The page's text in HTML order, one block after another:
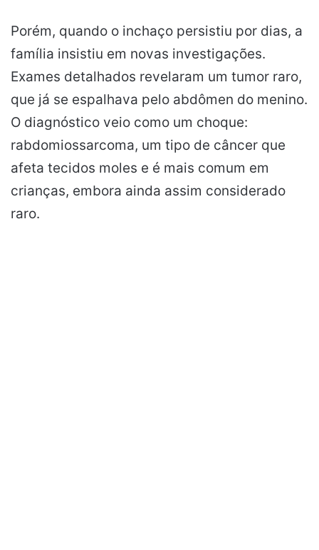
Porém, quando o inchaço persistiu por dias, a
família insistiu em novas investigações.
Exames detalhados revelaram um tumor raro,
que já se espalhava pelo abdômen do menino.
O diagnóstico veio como um choque:
rabdomiossarcoma, um tipo de câncer que
afeta tecidos moles e é mais comum em
crianças, embora ainda assim considerado
raro.